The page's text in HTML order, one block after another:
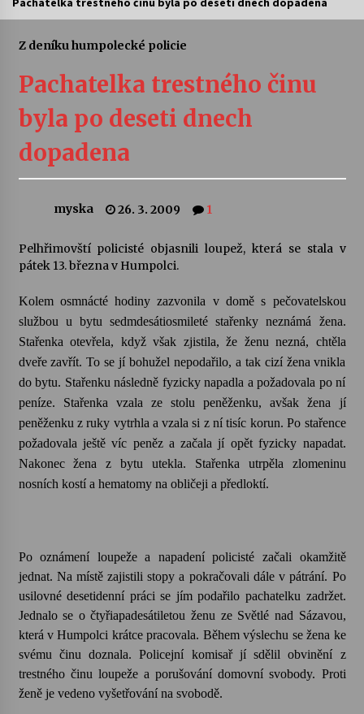
Sukuba Ensemble
kapkou
Veselí muzikanti
Pozvánka na integrační festival Quijotova
šedesátka: 28. 7.–1. 8. 2026
Letní koncerty ve Stromovce: Kolchoz a
Jenakaši
28. 7. 2026
Votavžatský ploty
23. 7. 2026
Letní koncerty ve Stromovce: Rufus Miller
22. 7. 2026
17. 7. 2026
Ozvěny prázdnin
14. 7. 2026
Za kulturou kousek za Humpolec. V Želivě ožije
Z deníku humpolecké policie
Pachatelka trestného činu
byla po deseti dnech
dopadena
myska 26. 3. 2009 1
Pelhřimovští policisté objasnili loupež, která se stala v
pátek 13. března v Humpolci.
Kolem osmnácté hodiny zazvonila v domě s pečovatelskou
službou u bytu sedmdesátiosmileté stařenky neznámá žena.
Stařenka otevřela, když však zjistila, že ženu nezná, chtěla
dveře zavřít. To se jí bohužel nepodařilo, a tak cizí žena vnikla
do bytu. Stařenku následně fyzicky napadla a požadovala po ní
peníze. Stařenka vzala ze stolu peněženku, avšak žena jí
peněženku z ruky vytrhla a vzala si z ní tisíc korun. Po stařence
požadovala ještě víc peněz a začala jí opět fyzicky napadat.
Nakonec žena z bytu utekla. Stařenka utrpěla zlomeninu
nosních kostí a hematomy na obličeji a předloktí.
Po oznámení loupeže a napadení policisté začali okamžitě
jednat. Na místě zajistili stopy a pokračovali dále v pátrání. Po
usilovné desetidenní práci se jím podařilo pachatelku zadržet.
Jednalo se o čtyřiapadesátiletou ženu ze Světlé nad Sázavou,
která v Humpolci krátce pracovala. Během výslechu se žena ke
svému činu doznala. Policejní komisař jí sdělil obvinění z
trestného činu loupeže a porušování domovní svobody. Proti
ženě je vedeno vyšetřování na svobodě.